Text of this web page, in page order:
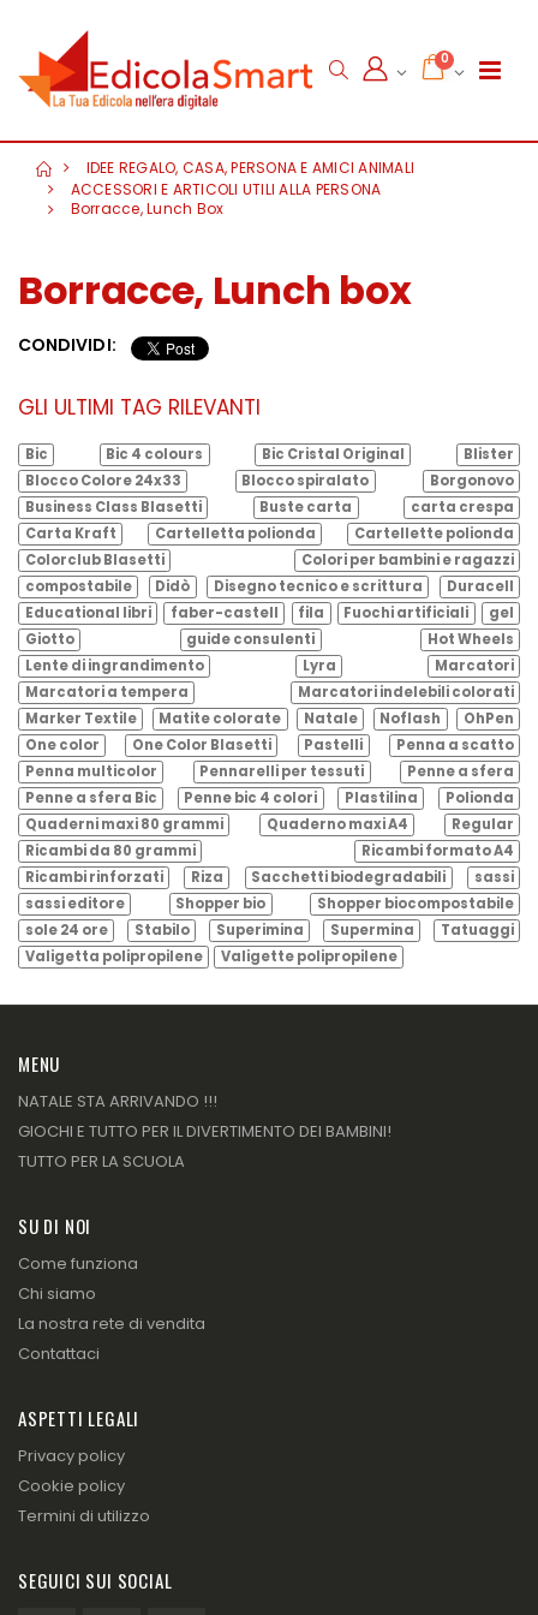
0
IDEE REGALO, CASA, PERSONA E AMICI ANIMALI
ACCESSORI E ARTICOLI UTILI ALLA PERSONA
Borracce, Lunch Box
Borracce, Lunch box
CONDIVIDI:
GLI ULTIMI TAG RILEVANTI
Bic Bic 4 colours Bic Cristal Original
Blister
Blocco Colore 24x33
Blocco spiralato
Borgonovo
Business Class Blasetti
Buste carta
carta crespa
Carta Kraft
Cartelletta polionda
Cartellette polionda
Colorclub Blasetti
Colori per bambini e ragazzi
compostabile
Didò Disegno tecnico e scrittura
Duracell
Educational libri
faber-castell fila Fuochi artificiali
gel
Giotto
guide consulenti
Hot Wheels
Lente di ingrandimento
Lyra
Marcatori
Marcatori a tempera
Marcatori indelebili colorati
Marker Textile
Matite colorate Natale Noflash
OhPen
One color
One Color Blasetti Pastelli
Penna a scatto
Penna multicolor
Pennarelli per tessuti
Penne a sfera
Penne a sfera Bic
Penne bic 4 colori Plastilina
Polionda
Quaderni maxi 80 grammi
Quaderno maxi A4
Regular
Ricambi da 80 grammi
Ricambi formato A4
Ricambi rinforzati
Riza Sacchetti biodegradabili
sassi
sassi editore
Shopper bio
Shopper biocompostabile
sole 24 ore
Stabilo Superimina Supermina
Tatuaggi
Valigetta polipropilene
Valigette polipropilene
MENU
NATALE STA ARRIVANDO !!!
GIOCHI E TUTTO PER IL DIVERTIMENTO DEI BAMBINI!
TUTTO PER LA SCUOLA
SU DI NOI
Come funziona
Chi siamo
La nostra rete di vendita
Contattaci
ASPETTI LEGALI
Privacy policy
Cookie policy
Termini di utilizzo
SEGUICI SUI SOCIAL